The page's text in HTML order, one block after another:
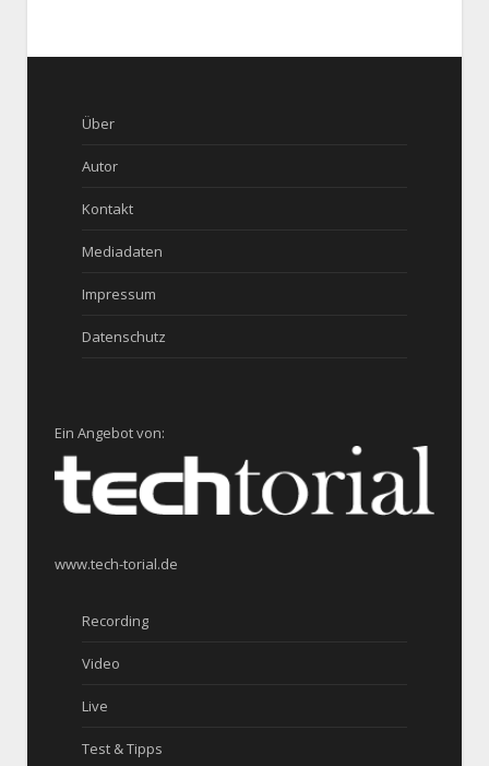
Über
Autor
Kontakt
Mediadaten
Impressum
Datenschutz
Ein Angebot von:
www.tech-torial.de
Recording
Video
Live
Test & Tipps